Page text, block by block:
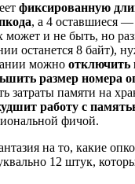
фиксированную
, а 4 оставшиеся —
может и не быть, но
останется 8 байт),
можно отключить
размер номера
затраты памяти на
работу с
фичой.
на то, какие
12 штук,